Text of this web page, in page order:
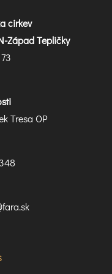
cirkev
Západ Tepličky
Tresa OP